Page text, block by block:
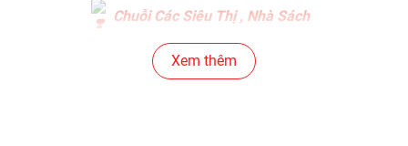
Chuỗi Các Siêu Thị , Nhà Sách
Cửa Hàng Bán Phụ Kiện Điện Thoại
Xem thêm